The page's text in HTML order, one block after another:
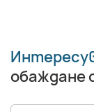
обаждане